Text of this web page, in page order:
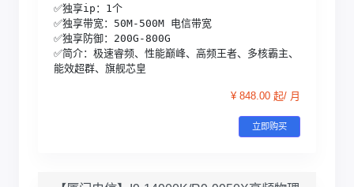
✅独享ip：1个
✅独享带宽：50M-500M 电信带宽
✅独享防御：200G-800G
✅简介：极速睿频、性能巅峰、高频王者、多核霸主、
能效超群、旗舰芯皇
¥ 848.00 起/ 月
立即购买